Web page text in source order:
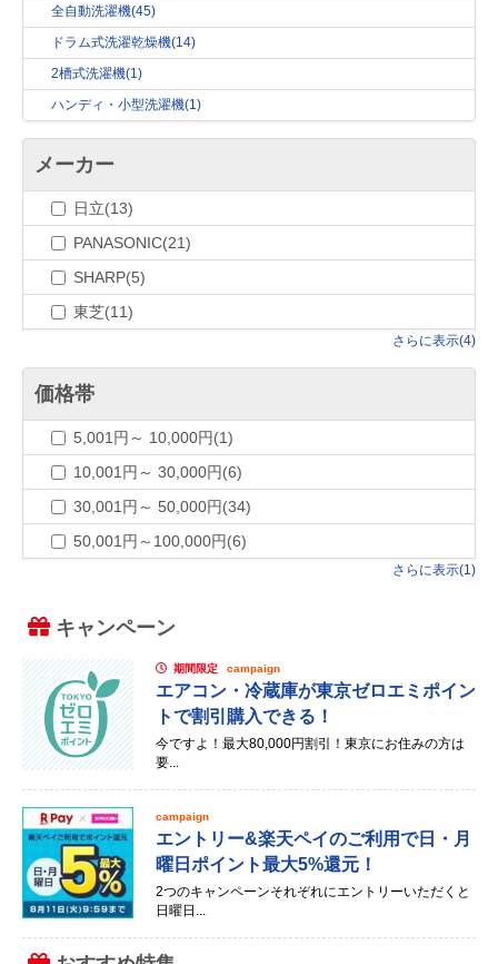
全自動洗濯機(45)
ドラム式洗濯乾燥機(14)
2槽式洗濯機(1)
ハンディ・小型洗濯機(1)
メーカー
日立(13)
PANASONIC(21)
SHARP(5)
東芝(11)
さらに表示(4)
価格帯
5,001円～ 10,000円(1)
10,001円～ 30,000円(6)
30,001円～ 50,000円(34)
50,001円～100,000円(6)
さらに表示(1)
キャンペーン
期間限定 campaign
エアコン・冷蔵庫が東京ゼロエミポイン
トで割引購入できる！
今ですよ！最大80,000円割引！東京にお住みの方は
要...
campaign
エントリー&楽天ペイのご利用で日・月
曜日ポイント最大5%還元！
2つのキャンペーンそれぞれにエントリーいただくと
日曜日...